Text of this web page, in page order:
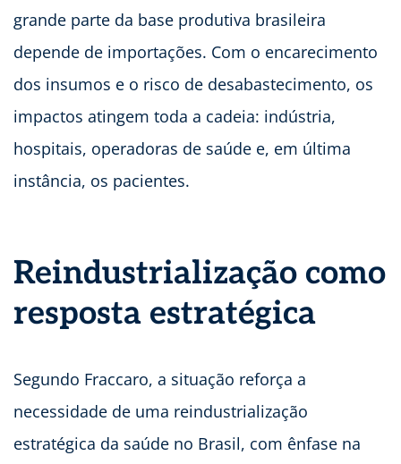
grande parte da base produtiva brasileira
depende de importações. Com o encarecimento
dos insumos e o risco de desabastecimento, os
impactos atingem toda a cadeia: indústria,
hospitais, operadoras de saúde e, em última
instância, os pacientes.
Reindustrialização como
resposta estratégica
Segundo Fraccaro, a situação reforça a
necessidade de uma reindustrialização
estratégica da saúde no Brasil, com ênfase na